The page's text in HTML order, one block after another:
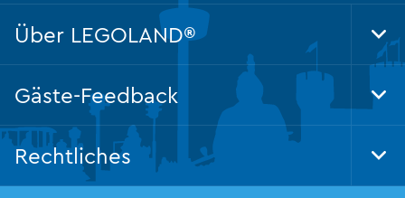
Über LEGOLAND®
Gäste-Feedback
Rechtliches